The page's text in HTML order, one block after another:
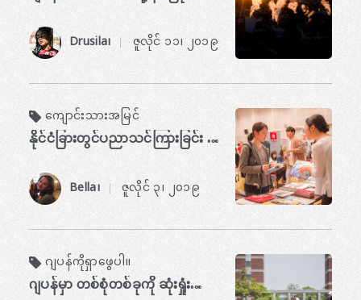
Drusila၊ ဇူလိုင် ၁၁၊ ၂၀၁၉
ကျောင်းသားအမြင်
နိုင်ငံခြားတွင်ပညာသင်ကြားခြင်း အပိုင်း ၁- ဂျပန်မှ ဆွစ်ဇာလန်အထိ
Bella၊ ဇူလိုင် ၃၊ ၂၀၁၉
ဂျပန်ကိုရှာဖွေပါ။
ဂျပန်မှာ တစ်စုံတစ်ခုကို ဆုံးရှုံးသွားအောင် ဘယ်လိုလုပ်ရမလဲ